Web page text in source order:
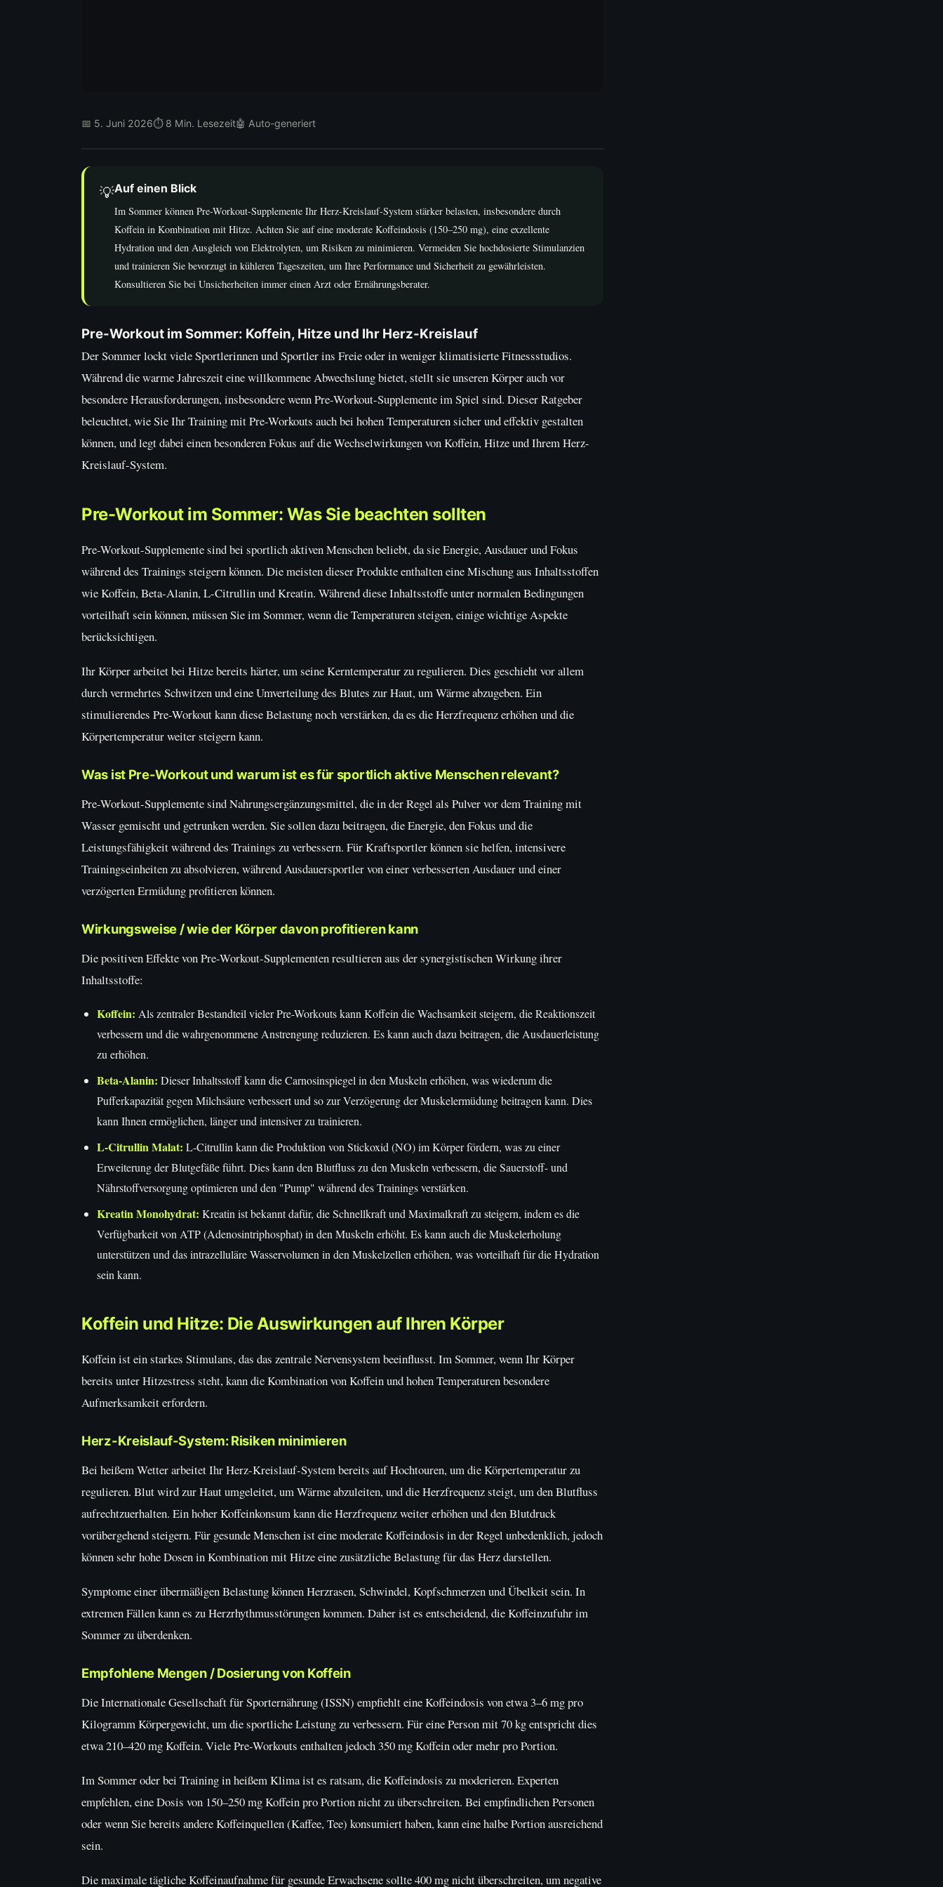
📅 5. Juni 2026⏱ 8 Min. Lesezeit🤖 Auto-generiert
💡Auf einen Blick
Im Sommer können Pre-Workout-Supplemente Ihr Herz-Kreislauf-System stärker belasten, insbesondere durch
Koffein in Kombination mit Hitze. Achten Sie auf eine moderate Koffeindosis (150–250 mg), eine exzellente
Hydration und den Ausgleich von Elektrolyten, um Risiken zu minimieren. Vermeiden Sie hochdosierte Stimulanzien
und trainieren Sie bevorzugt in kühleren Tageszeiten, um Ihre Performance und Sicherheit zu gewährleisten.
Konsultieren Sie bei Unsicherheiten immer einen Arzt oder Ernährungsberater.
Pre-Workout im Sommer: Koffein, Hitze und Ihr Herz-Kreislauf
Der Sommer lockt viele Sportlerinnen und Sportler ins Freie oder in weniger klimatisierte Fitnessstudios.
Während die warme Jahreszeit eine willkommene Abwechslung bietet, stellt sie unseren Körper auch vor
besondere Herausforderungen, insbesondere wenn Pre-Workout-Supplemente im Spiel sind. Dieser Ratgeber
beleuchtet, wie Sie Ihr Training mit Pre-Workouts auch bei hohen Temperaturen sicher und effektiv gestalten
können, und legt dabei einen besonderen Fokus auf die Wechselwirkungen von Koffein, Hitze und Ihrem Herz-
Kreislauf-System.
Pre-Workout im Sommer: Was Sie beachten sollten
Pre-Workout-Supplemente sind bei sportlich aktiven Menschen beliebt, da sie Energie, Ausdauer und Fokus
während des Trainings steigern können. Die meisten dieser Produkte enthalten eine Mischung aus Inhaltsstoffen
wie Koffein, Beta-Alanin, L-Citrullin und Kreatin. Während diese Inhaltsstoffe unter normalen Bedingungen
vorteilhaft sein können, müssen Sie im Sommer, wenn die Temperaturen steigen, einige wichtige Aspekte
berücksichtigen.
Ihr Körper arbeitet bei Hitze bereits härter, um seine Kerntemperatur zu regulieren. Dies geschieht vor allem
durch vermehrtes Schwitzen und eine Umverteilung des Blutes zur Haut, um Wärme abzugeben. Ein
stimulierendes Pre-Workout kann diese Belastung noch verstärken, da es die Herzfrequenz erhöhen und die
Körpertemperatur weiter steigern kann.
Was ist Pre-Workout und warum ist es für sportlich aktive Menschen relevant?
Pre-Workout-Supplemente sind Nahrungsergänzungsmittel, die in der Regel als Pulver vor dem Training mit
Wasser gemischt und getrunken werden. Sie sollen dazu beitragen, die Energie, den Fokus und die
Leistungsfähigkeit während des Trainings zu verbessern. Für Kraftsportler können sie helfen, intensivere
Trainingseinheiten zu absolvieren, während Ausdauersportler von einer verbesserten Ausdauer und einer
verzögerten Ermüdung profitieren können.
Wirkungsweise / wie der Körper davon profitieren kann
Die positiven Effekte von Pre-Workout-Supplementen resultieren aus der synergistischen Wirkung ihrer
Inhaltsstoffe:
Koffein: Als zentraler Bestandteil vieler Pre-Workouts kann Koffein die Wachsamkeit steigern, die Reaktionszeit
verbessern und die wahrgenommene Anstrengung reduzieren. Es kann auch dazu beitragen, die Ausdauerleistung
zu erhöhen.
Beta-Alanin: Dieser Inhaltsstoff kann die Carnosinspiegel in den Muskeln erhöhen, was wiederum die
Pufferkapazität gegen Milchsäure verbessert und so zur Verzögerung der Muskelermüdung beitragen kann. Dies
kann Ihnen ermöglichen, länger und intensiver zu trainieren.
L-Citrullin Malat: L-Citrullin kann die Produktion von Stickoxid (NO) im Körper fördern, was zu einer
Erweiterung der Blutgefäße führt. Dies kann den Blutfluss zu den Muskeln verbessern, die Sauerstoff- und
Nährstoffversorgung optimieren und den "Pump" während des Trainings verstärken.
Kreatin Monohydrat: Kreatin ist bekannt dafür, die Schnellkraft und Maximalkraft zu steigern, indem es die
Verfügbarkeit von ATP (Adenosintriphosphat) in den Muskeln erhöht. Es kann auch die Muskelerholung
unterstützen und das intrazelluläre Wasservolumen in den Muskelzellen erhöhen, was vorteilhaft für die Hydration
sein kann.
Koffein und Hitze: Die Auswirkungen auf Ihren Körper
Koffein ist ein starkes Stimulans, das das zentrale Nervensystem beeinflusst. Im Sommer, wenn Ihr Körper
bereits unter Hitzestress steht, kann die Kombination von Koffein und hohen Temperaturen besondere
Aufmerksamkeit erfordern.
Herz-Kreislauf-System: Risiken minimieren
Bei heißem Wetter arbeitet Ihr Herz-Kreislauf-System bereits auf Hochtouren, um die Körpertemperatur zu
regulieren. Blut wird zur Haut umgeleitet, um Wärme abzuleiten, und die Herzfrequenz steigt, um den Blutfluss
aufrechtzuerhalten. Ein hoher Koffeinkonsum kann die Herzfrequenz weiter erhöhen und den Blutdruck
vorübergehend steigern. Für gesunde Menschen ist eine moderate Koffeindosis in der Regel unbedenklich, jedoch
können sehr hohe Dosen in Kombination mit Hitze eine zusätzliche Belastung für das Herz darstellen.
Symptome einer übermäßigen Belastung können Herzrasen, Schwindel, Kopfschmerzen und Übelkeit sein. In
extremen Fällen kann es zu Herzrhythmusstörungen kommen. Daher ist es entscheidend, die Koffeinzufuhr im
Sommer zu überdenken.
Empfohlene Mengen / Dosierung von Koffein
Die Internationale Gesellschaft für Sporternährung (ISSN) empfiehlt eine Koffeindosis von etwa 3–6 mg pro
Kilogramm Körpergewicht, um die sportliche Leistung zu verbessern. Für eine Person mit 70 kg entspricht dies
etwa 210–420 mg Koffein. Viele Pre-Workouts enthalten jedoch 350 mg Koffein oder mehr pro Portion.
Im Sommer oder bei Training in heißem Klima ist es ratsam, die Koffeindosis zu moderieren. Experten
empfehlen, eine Dosis von 150–250 mg Koffein pro Portion nicht zu überschreiten. Bei empfindlichen Personen
oder wenn Sie bereits andere Koffeinquellen (Kaffee, Tee) konsumiert haben, kann eine halbe Portion ausreichend
sein.
Die maximale tägliche Koffeinaufnahme für gesunde Erwachsene sollte 400 mg nicht überschreiten, um negative